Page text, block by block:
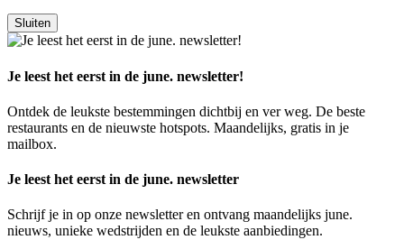
Sluiten
Je leest het eerst in de june. newsletter!
Ontdek de leukste bestemmingen dichtbij en ver weg. De beste
restaurants en de nieuwste hotspots. Maandelijks, gratis in je
mailbox.
Je leest het eerst in de june. newsletter
Schrijf je in op onze newsletter en ontvang maandelijks june.
nieuws, unieke wedstrijden en de leukste aanbiedingen.